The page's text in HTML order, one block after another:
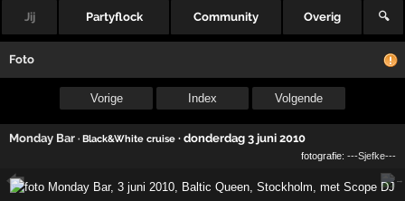
Jij Partyflock Community Overig 🔍
Foto
Vorige Index Volgende
Monday Bar · Black&White cruise ·donderdag 3 juni 2010
fotografie: ---Sjefke---